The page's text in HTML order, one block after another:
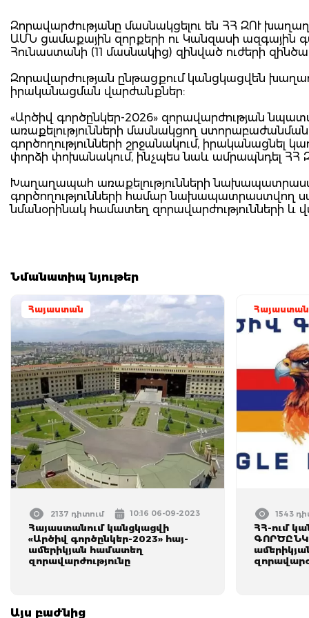
Զորավարժությանը մասնակցելու են ՀՀ ԶՈՒ
ԱՄՆ ցամաքային զորքերի ու Կանզասի ազգային
Հունաստանի (11 մասնակից) զինված ուժերի
Զորավարժության ընթացքում կանցկացվեն
իրականացման վարժանքներ:
«Արծիվ գործընկեր-2026» զորավարժության
առաքելությունների մասնակցող
գործողությունների շրջանակում,
փորձի փոխանակում, ինչպես նաև ամրապնդել
Խաղաղապահ առաքելությունների
գործողությունների համար նախապատրաստվող
նմանօրինակ համատեղ զորավարժությունների և
Նմանատիպ նյութեր
Հայաստան
2137 դիտում 10:16 06-09-2023
Հայաստանում կանցկացվի
«Արծիվ գործընկեր-2023» հայ-
ամերիկյան համատեղ
զորավարժությունը
Հայաստան
1543
ՀՀ-ում
Այս բաժնից